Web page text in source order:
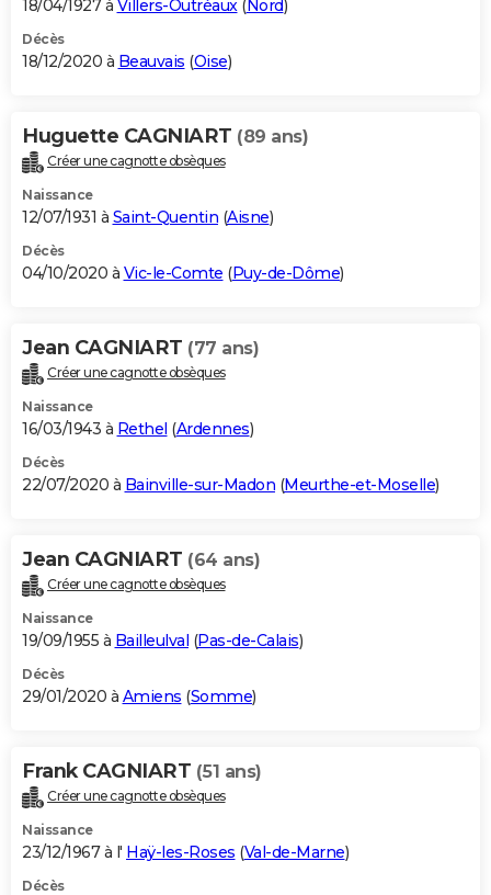
18/04/1927 à Villers-Outréaux( Nord)
Décès
18/12/2020 à Beauvais (Oise)
Huguette CAGNIART (89 ans)
Créer une cagnotte obsèques
Naissance
12/07/1931 à Saint-Quentin (Aisne)
Décès
04/10/2020 à Vic-le-Comte (Puy-de-Dôme)
Jean CAGNIART (77 ans)
Créer une cagnotte obsèques
Naissance
16/03/1943 à Rethel (Ardennes)
Décès
22/07/2020 à Bainville-sur-Madon (Meurthe-et-Moselle)
Jean CAGNIART (64 ans)
Créer une cagnotte obsèques
Naissance
19/09/1955 à Bailleulval (Pas-de-Calais)
Décès
29/01/2020 à Amiens (Somme)
Frank CAGNIART (51 ans)
Créer une cagnotte obsèques
Naissance
23/12/1967 à l' Haÿ-les-Roses (Val-de-Marne)
Décès